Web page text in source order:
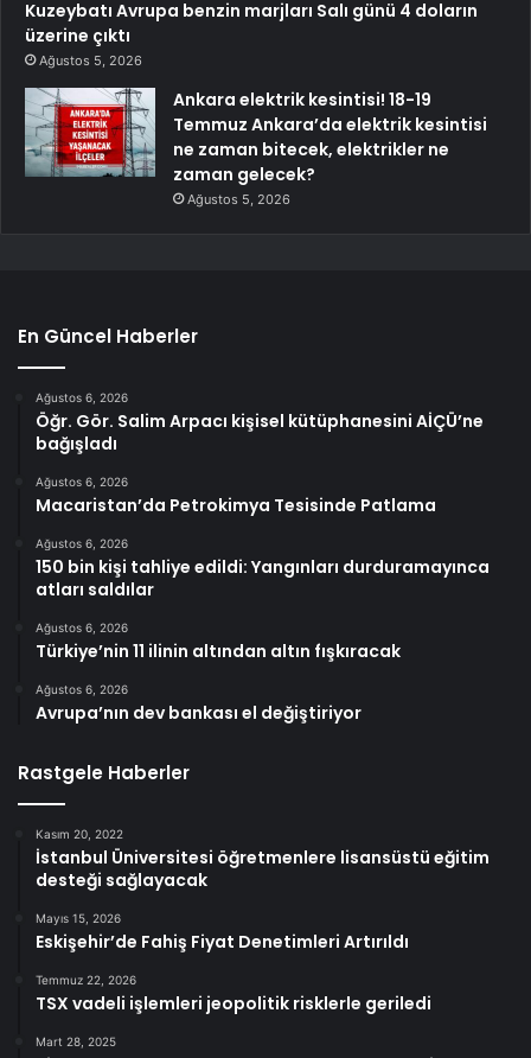
Kuzeybatı Avrupa benzin marjları Salı günü 4 doların
üzerine çıktı
Ağustos 5, 2026
Ankara elektrik kesintisi! 18-19
Temmuz Ankara’da elektrik kesintisi
ne zaman bitecek, elektrikler ne
zaman gelecek?
Ağustos 5, 2026
En Güncel Haberler
Ağustos 6, 2026
Öğr. Gör. Salim Arpacı kişisel kütüphanesini AİÇÜ’ne
bağışladı
Ağustos 6, 2026
Macaristan’da Petrokimya Tesisinde Patlama
Ağustos 6, 2026
150 bin kişi tahliye edildi: Yangınları durduramayınca
atları saldılar
Ağustos 6, 2026
Türkiye’nin 11 ilinin altından altın fışkıracak
Ağustos 6, 2026
Avrupa’nın dev bankası el değiştiriyor
Rastgele Haberler
Kasım 20, 2022
İstanbul Üniversitesi öğretmenlere lisansüstü eğitim
desteği sağlayacak
Mayıs 15, 2026
Eskişehir’de Fahiş Fiyat Denetimleri Artırıldı
Temmuz 22, 2026
TSX vadeli işlemleri jeopolitik risklerle geriledi
Mart 28, 2025